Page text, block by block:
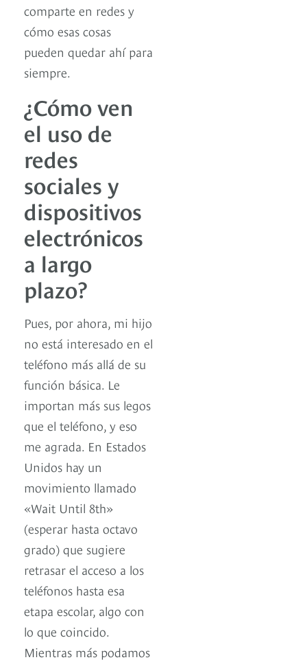
comparte en redes y
cómo esas cosas
pueden quedar ahí para
siempre.
¿Cómo ven
el uso de
redes
sociales y
dispositivos
electrónicos
a largo
plazo?
Pues, por ahora, mi hijo
no está interesado en el
teléfono más allá de su
función básica. Le
importan más sus legos
que el teléfono, y eso
me agrada. En Estados
Unidos hay un
movimiento llamado
«Wait Until 8th»
(esperar hasta octavo
grado) que sugiere
retrasar el acceso a los
teléfonos hasta esa
etapa escolar, algo con
lo que coincido.
Mientras más podamos